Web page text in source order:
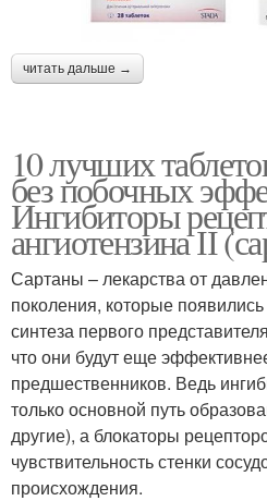
читать дальше →
10 лучших
без побочных
Ингибиторы
ангиотензина ІІ
Сартаны – лекарства от
поколения, которые
синтеза первого
что они будут еще
предшественников. Ведь
только основной путь
другие), а блокаторы
чувствительность стенки
происхождения.